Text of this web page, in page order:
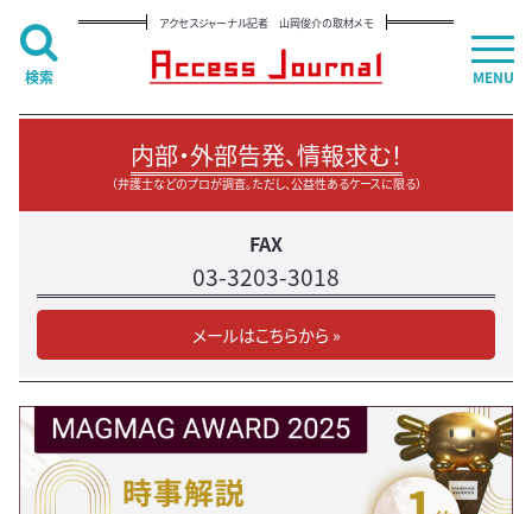
アクセスジャーナル記者 山岡俊介の取材メモ
内部・外部告発、情報求む！
（弁護士などのプロが調査。ただし、公益性あるケースに限る）
FAX
03-3203-3018
メールはこちらから »
MENU
検索